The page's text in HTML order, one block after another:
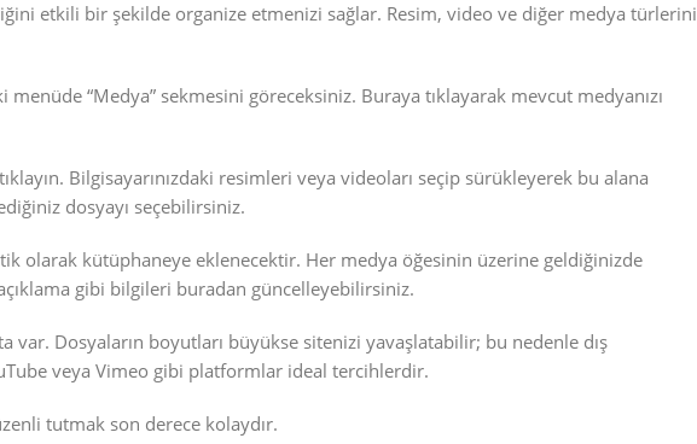
etkili bir şekilde organize etmenizi sağlar. Resim, video ve diğer medya türlerini
“Medya” sekmesini göreceksiniz. Buraya tıklayarak mevcut medyanızı
Bilgisayarınızdaki resimleri veya videoları seçip sürükleyerek bu alana
dosyayı seçebilirsiniz.
olarak kütüphaneye eklenecektir. Her medya öğesinin üzerine geldiğinizde
gibi bilgileri buradan güncelleyebilirsiniz.
Dosyaların boyutları büyükse sitenizi yavaşlatabilir; bu nedenle dış
veya Vimeo gibi platformlar ideal tercihlerdir.
tutmak son derece kolaydır.